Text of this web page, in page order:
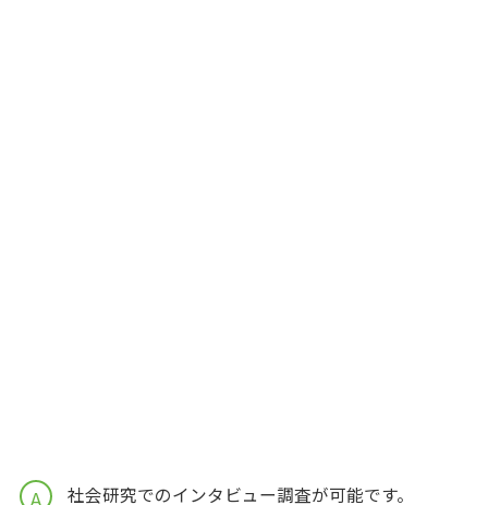
A 社会研究でのインタビュー調査が可能です。